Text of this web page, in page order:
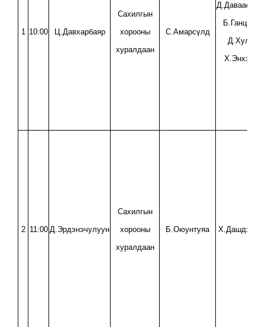
1 10:00 Ц.Давхарбаяр
Сахилгын
хорооны
хуралдаан
С.Амарсүлд
Б.Ганцэцэг,
Д.Хулан
Х.Энхзаяа
2 11:00 Д.Эрдэнэчулуун
Сахилгын
хорооны
хуралдаан
Б.Оюунтуяа